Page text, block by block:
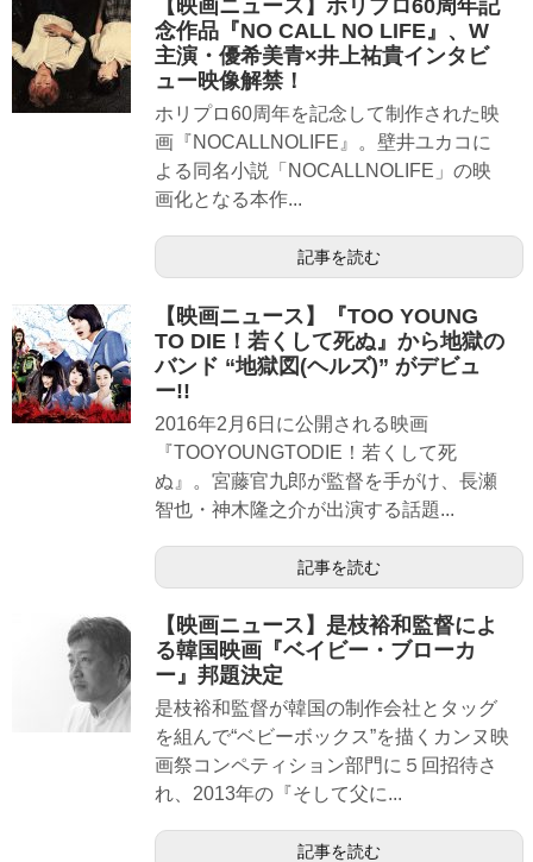
【映画ニュース】ホリプロ60周年記
念作品『NO CALL NO LIFE』、W
主演・優希美青×井上祐貴インタビ
ュー映像解禁！
ホリプロ60周年を記念して制作された映
画『NOCALLNOLIFE』。壁井ユカコに
よる同名小説「NOCALLNOLIFE」の映
画化となる本作...
記事を読む
【映画ニュース】『TOO YOUNG
TO DIE！若くして死ぬ』から地獄の
バンド “地獄図(ヘルズ)” がデビュ
ー!!
2016年2月6日に公開される映画
『TOOYOUNGTODIE！若くして死
ぬ』。宮藤官九郎が監督を手がけ、長瀬
智也・神木隆之介が出演する話題...
記事を読む
【映画ニュース】是枝裕和監督によ
る韓国映画『ベイビー・ブローカ
ー』邦題決定
是枝裕和監督が韓国の制作会社とタッグ
を組んで“ベビーボックス”を描くカンヌ映
画祭コンペティション部門に５回招待さ
れ、2013年の『そして父に...
記事を読む